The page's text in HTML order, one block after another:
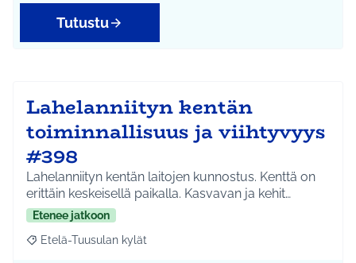
Tutustu
Lahelanniityn kentän
toiminnallisuus ja viihtyvyys
#398
Lahelanniityn kentän laitojen kunnostus. Kenttä on
erittäin keskeisellä paikalla. Kasvavan ja kehit…
Etenee jatkoon
Rajaa tulokset aihepiirin mukaan: Etelä-Tuusulan kylät
Etelä-Tuusulan kylät